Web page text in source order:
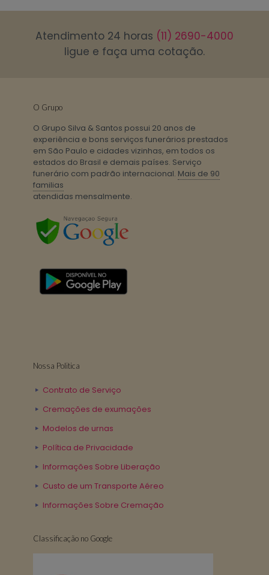
Atendimento 24 horas (11) 2690-4000
ligue e faça uma cotação.
O Grupo
O Grupo Silva & Santos possui 20 anos de
experiência e bons serviços funerários prestados
em São Paulo e cidades vizinhas, em todos os
estados do Brasil e demais países. Serviço
funerário com padrão internacional. Mais de 90
familias
atendidas mensalmente.
Nossa Politica
Contrato de Serviço
Cremações de exumações
Modelos de urnas
Política de Privacidade
Informações Sobre Liberação
Custo de um Transporte Aéreo
Informações Sobre Cremação
Classificação no Google